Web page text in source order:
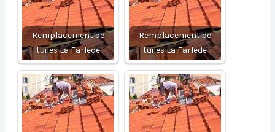
Remplacement de
tuiles La Farlede
Remplacement de
tuiles La Farlede